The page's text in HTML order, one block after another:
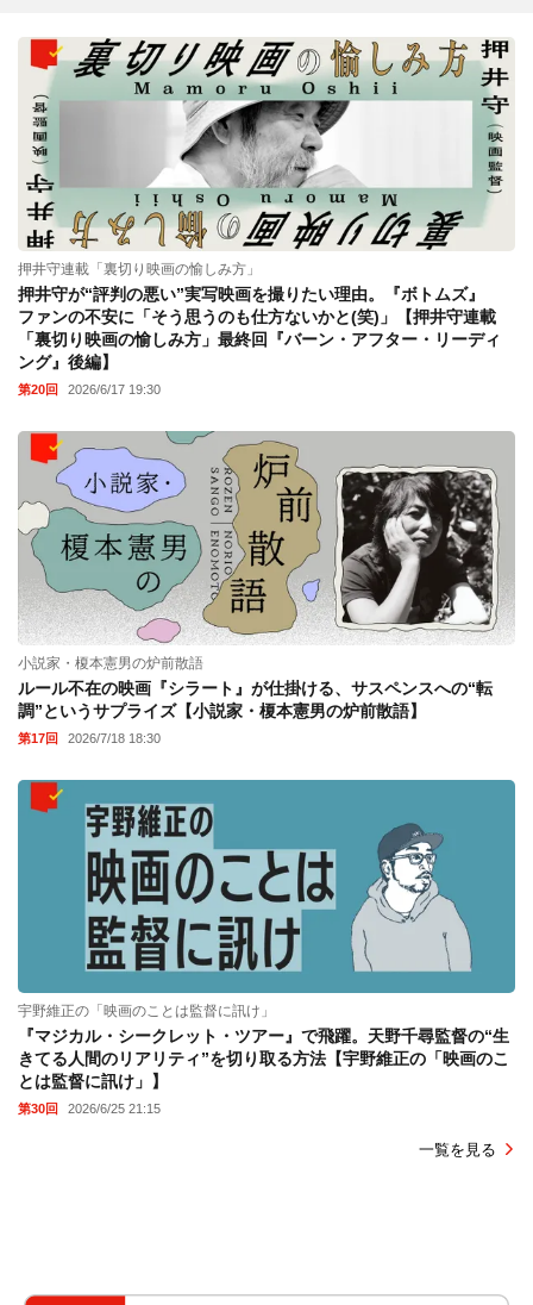
押井守連載「裏切り映画の愉しみ方」
押井守が“評判の悪い”実写映画を撮りたい理由。『ボトムズ』
ファンの不安に「そう思うのも仕方ないかと(笑)」【押井守連載
「裏切り映画の愉しみ方」最終回『バーン・アフター・リーディ
ング』後編】
第20回 2026/6/17 19:30
小説家・榎本憲男の炉前散語
ルール不在の映画『シラート』が仕掛ける、サスペンスへの“転
調”というサプライズ【小説家・榎本憲男の炉前散語】
第17回 2026/7/18 18:30
宇野維正の「映画のことは監督に訊け」
『マジカル・シークレット・ツアー』で飛躍。天野千尋監督の“生
きてる人間のリアリティ”を切り取る方法【宇野維正の「映画のこ
とは監督に訊け」】
第30回 2026/6/25 21:15
一覧を見る